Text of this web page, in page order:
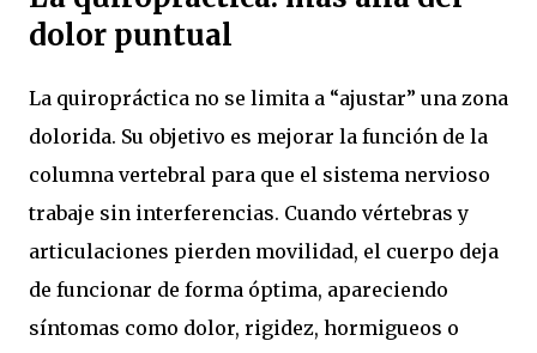
dolor puntual
La quiropráctica no se limita a “ajustar” una zona
dolorida. Su objetivo es mejorar la función de la
columna vertebral para que el sistema nervioso
trabaje sin interferencias. Cuando vértebras y
articulaciones pierden movilidad, el cuerpo deja
de funcionar de forma óptima, apareciendo
síntomas como dolor, rigidez, hormigueos o